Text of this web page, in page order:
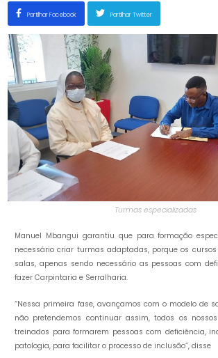
Partilhar Facebook Partilhar Twitter
Turmas especializadas
Manuel Mbangui garantiu que para formação
necessário criar turmas adaptadas, porque os
salas, apenas sendo necessário as pessoas com
fazer Carpintaria e Serralharia.
“Nessa primeira fase, avançamos com o modelo de
não pretendemos continuar assim, todos os
treinados para formarem pessoas com deficiência,
patologia, para facilitar o processo de inclusão”, disse